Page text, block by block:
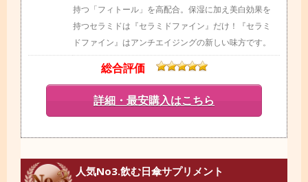
持つ「フィトール」を高配合。保湿に加え美白効果を
持つセラミドは『セラミドファイン』だけ！『セラミ
ドファイン』はアンチエイジングの新しい味方です。
総合評価
詳細・最安購入はこちら
人気No3.飲む日傘サプリメント